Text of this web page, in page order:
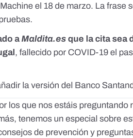
el 18 de marzo. La frase
aMaldita.es que la cita sea
, fallecido por COVID-19 el
la versión del Banco
los que nos estáis preguntando
tenemos un especial sobre
de prevención y